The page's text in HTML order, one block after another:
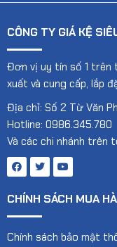
CÔNG TY GIÁ KỆ
Đơn vị uy tín số 1 trên
xuất và cung cấp, lắp
Địa chỉ: Số 2 Từ Văn
Hotline: 0986.345.780
Và các chi nhánh trên
CHÍNH SÁCH MUA
Chính sách bảo mật